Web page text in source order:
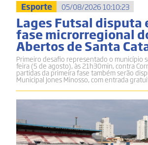
Esporte 05/08/2026 10:10:23
Lages Futsal disputa
fase microrregional
Abertos de Santa
Primeiro desafio representado o município
feira (5 de agosto), às 21h30min, contra
partidas da primeira fase também serão
Municipal Jones Minosso, com entrada